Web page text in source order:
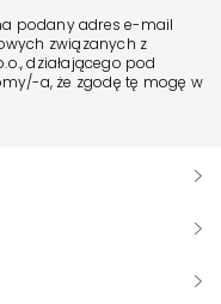
podany adres e-mail
związanych z
działającego pod
a, że zgodę tę mogę w